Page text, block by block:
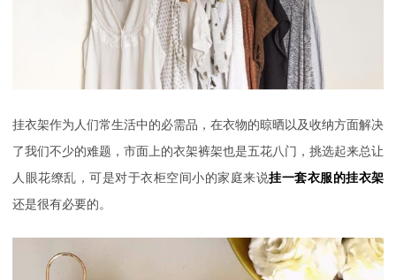
挂衣架作为人们常生活中的必需品，在衣物的晾晒以及收纳方面解决
了我们不少的难题，市面上的衣架裤架也是五花八门，挑选起来总让
人眼花缭乱，可是对于衣柜空间小的家庭来说挂一套衣服的挂衣架
还是很有必要的。